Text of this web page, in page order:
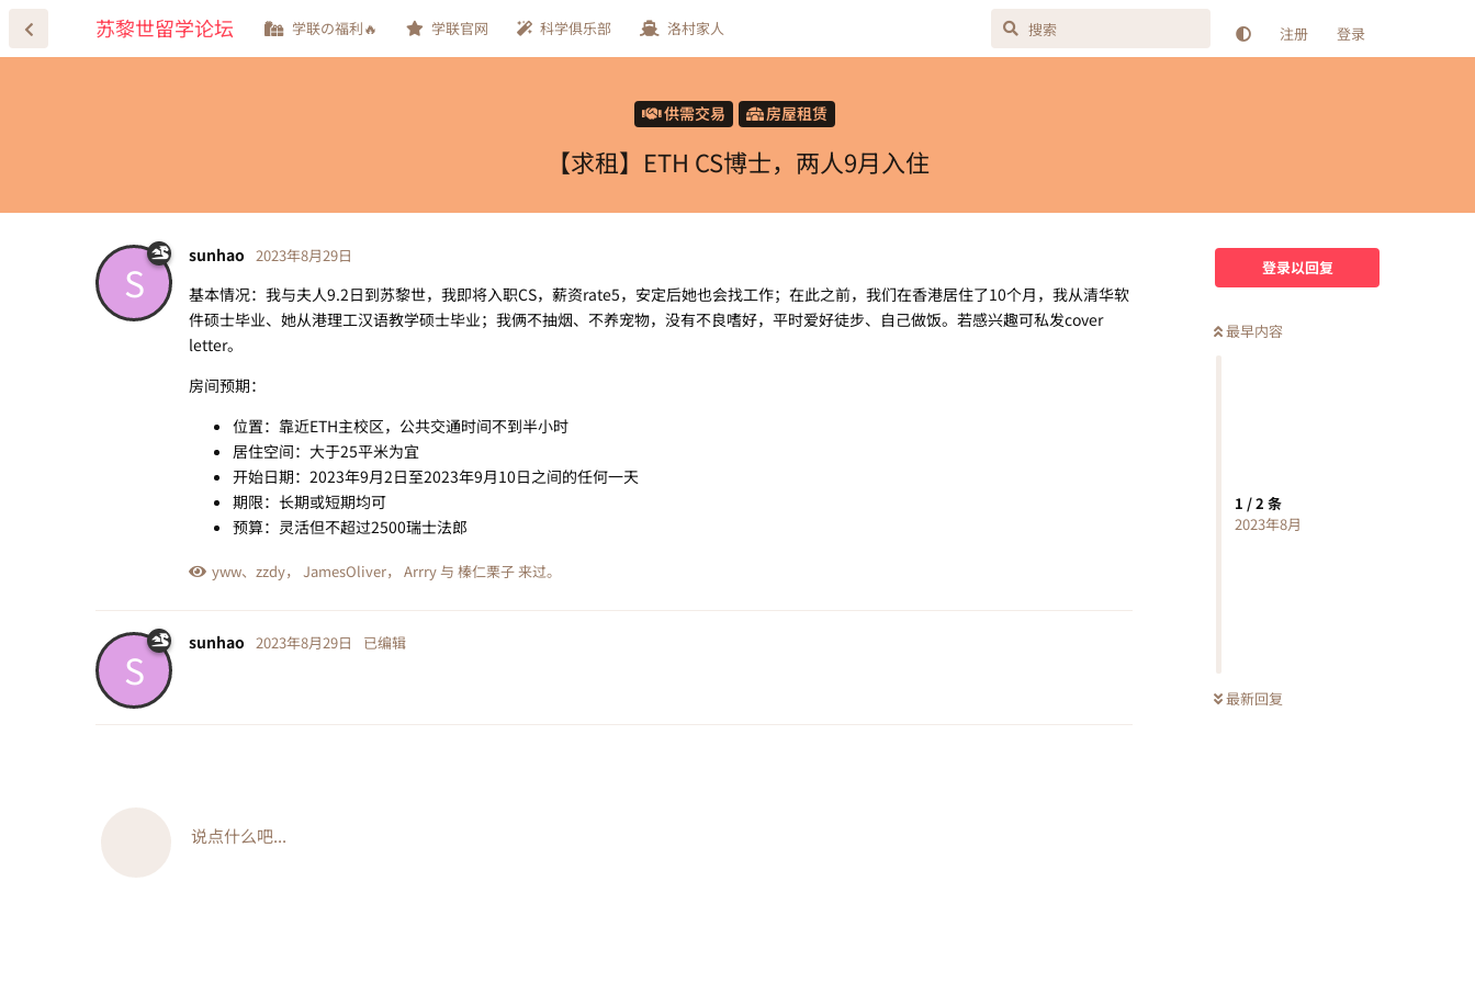
苏黎世留学论坛 学联の福利🔥 学联官网 科学俱乐部 洛村家人 注册 登录
供需交易 房屋租赁
【求租】ETH CS博士，两人9月入住
登录以回复
最早内容
1 /2 条
2023年8月
最新回复
S
sunhao 2023年8月29日
基本情况：我与夫人9.2日到苏黎世，我即将入职CS，薪资rate5，安定后她也会找工作；在此之前，我们在香港居住了10个月，我从清华软
件硕士毕业、她从港理工汉语教学硕士毕业；我俩不抽烟、不养宠物，没有不良嗜好，平时爱好徒步、自己做饭。若感兴趣可私发cover
letter。
房间预期：
位置：靠近ETH主校区，公共交通时间不到半小时
居住空间：大于25平米为宜
开始日期：2023年9月2日至2023年9月10日之间的任何一天
期限：长期或短期均可
预算：灵活但不超过2500瑞士法郎
yww、 zzdy， JamesOliver， Arrry与 榛仁栗子来过。
S
sunhao 2023年8月29日
已编辑
说点什么吧...